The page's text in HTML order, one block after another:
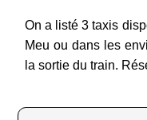
On a listé 3 taxis
Meu ou dans les
la sortie du train.